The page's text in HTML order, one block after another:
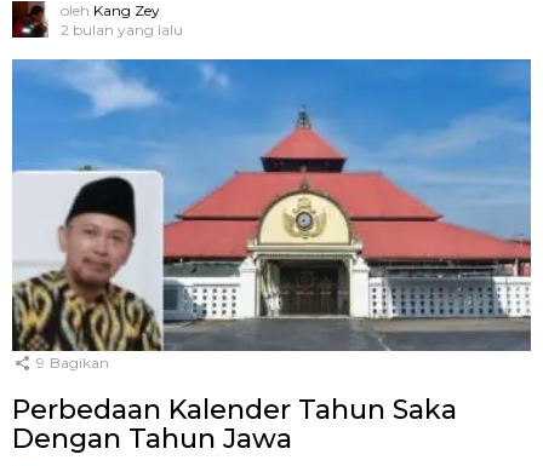
oleh Kang Zey
2 bulan yang lalu
9 Bagikan
Perbedaan Kalender Tahun Saka
Dengan Tahun Jawa